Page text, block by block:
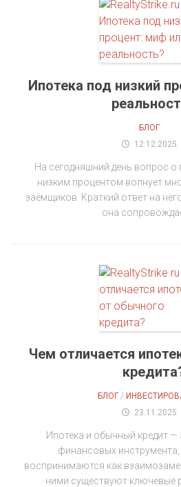
Ипотека под низкий
БЛОГ
12.12.2025
На сегодняшний день вопрос о
низким процентом волнует
заёмщиков. Краткий ответ на
она
Чем отличается
БЛОГ/
23.11.2025
Ипотека и обычный кредит —
финансовых
воспринимаются как
ними существуют ключевые